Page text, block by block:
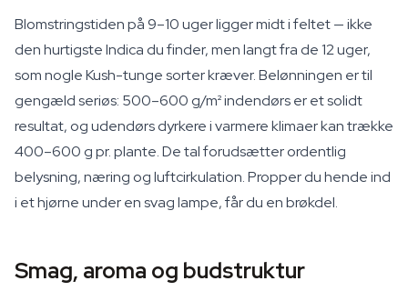
Blomstringstiden på 9–10 uger ligger midt i feltet — ikke
den hurtigste Indica du finder, men langt fra de 12 uger,
som nogle Kush-tunge sorter kræver. Belønningen er til
gengæld seriøs: 500–600 g/m² indendørs er et solidt
resultat, og udendørs dyrkere i varmere klimaer kan trække
400–600 g pr. plante. De tal forudsætter ordentlig
belysning, næring og luftcirkulation. Propper du hende ind
i et hjørne under en svag lampe, får du en brøkdel.
Smag, aroma og budstruktur